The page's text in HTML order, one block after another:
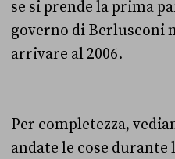
se si prende la prima
governo di Berlusconi
arrivare al 2006.
Per completezza,
andate le cose durante